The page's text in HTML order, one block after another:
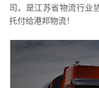
司，是江苏省物流行业
托付给港邦物流！